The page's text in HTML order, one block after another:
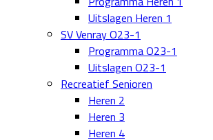
Uitslagen Heren 1
SV Venray O23-1
Programma O23-1
Uitslagen O23-1
Recreatief Senioren
Heren 2
Heren 3
Heren 4